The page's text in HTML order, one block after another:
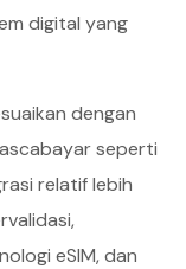
digital yang
dengan
seperti
relatif lebih
eSIM, dan